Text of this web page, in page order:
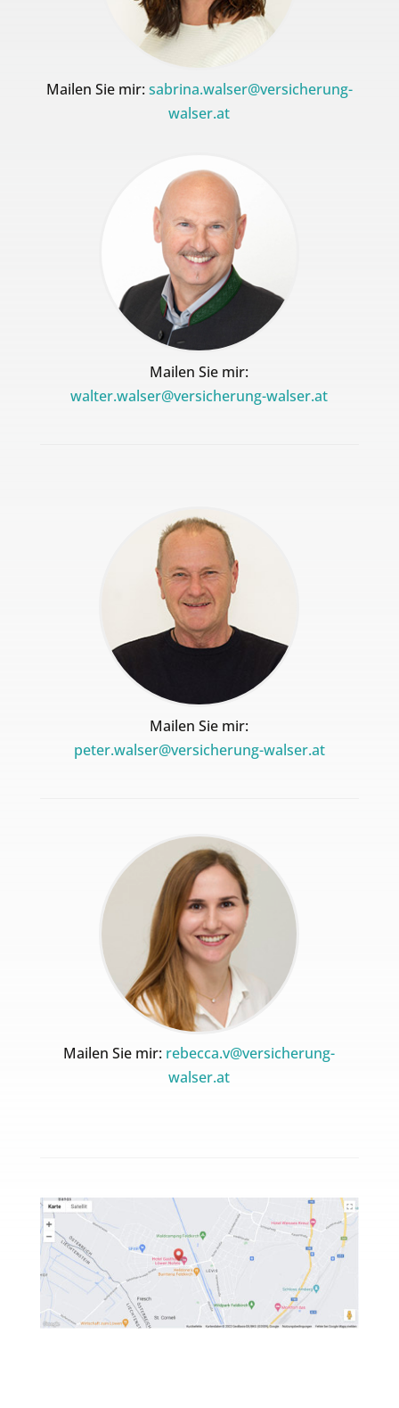
Mailen Sie mir: sabrina.walser@versicherung-
walser.at
Mailen Sie mir:
walter.walser@versicherung-walser.at
Mailen Sie mir:
peter.walser@versicherung-walser.at
Mailen Sie mir: rebecca.v@versicherung-
walser.at